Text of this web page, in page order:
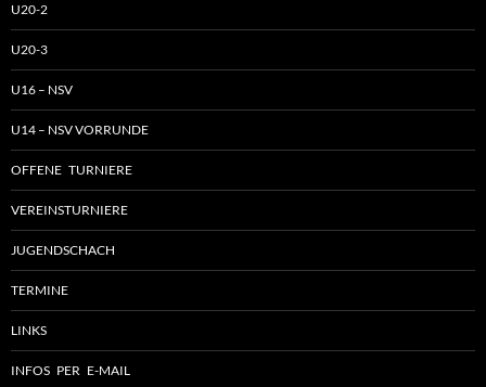
U20-2
U20-3
U16 – NSV
U14 – NSV VORRUNDE
OFFENE TURNIERE
VEREINSTURNIERE
JUGENDSCHACH
TERMINE
LINKS
INFOS PER E-MAIL